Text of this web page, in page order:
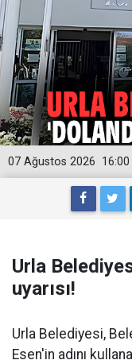
16:00
07 Ağustos 2026
Urla
uyarısı!
Urla Belediyesi,
Esen'in adını